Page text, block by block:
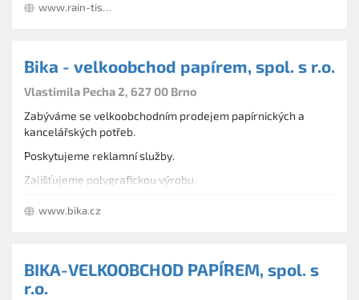
www.rain-tiskarna.cz
Bika - velkoobchod papírem, spol. s r.o.
Vlastimila Pecha 2, 627 00 Brno
Zabýváme se velkoobchodním prodejem papírnických a
kancelářských potřeb.
Poskytujeme reklamní služby.
Zajišťujeme polygrafickou výrobu.
Drogistické a hygienické zboží, potřeby pro balení a
skladování, tiskopisy, sešity a bloky, občerstvení, kartotéky,
www.bika.cz
BIKA-VELKOOBCHOD PAPÍREM, spol. s
r.o.